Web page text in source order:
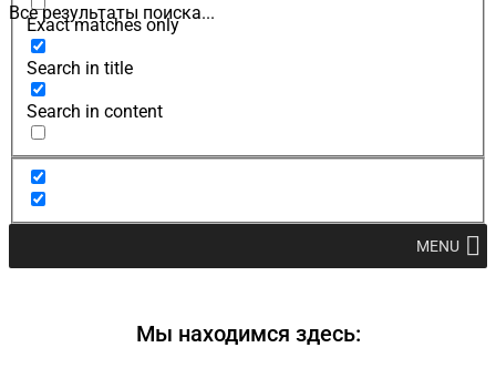
Все результаты поиска...
Exact matches only
Search in title
Search in content
MENU
Мы находимся здесь: